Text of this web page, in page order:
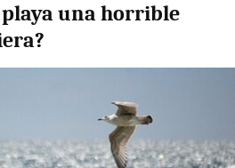
playa una horrible